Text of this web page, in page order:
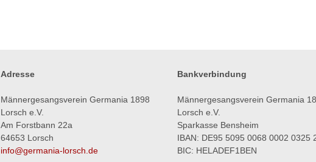
Adresse
Männergesangsverein Germania 1898
Lorsch e.V.
Am Forstbann 22a
64653 Lorsch
info@germania-lorsch.de
Bankverbindung
Männergesangsverein Germania
Lorsch e.V.
Sparkasse Bensheim
IBAN: DE95 5095 0068 0002 0325
BIC: HELADEF1BEN